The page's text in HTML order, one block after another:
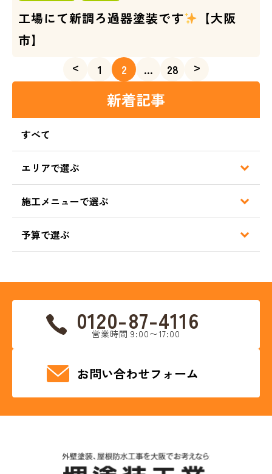
工場にて新調ろ過器塗装です
【大阪
市】
< 1 2 … 28 >
新着記事
すべて
エリアで選ぶ
施工メニューで選ぶ
予算で選ぶ
0120-87-4116
営業時間 9:00〜17:00
お問い合わせフォーム